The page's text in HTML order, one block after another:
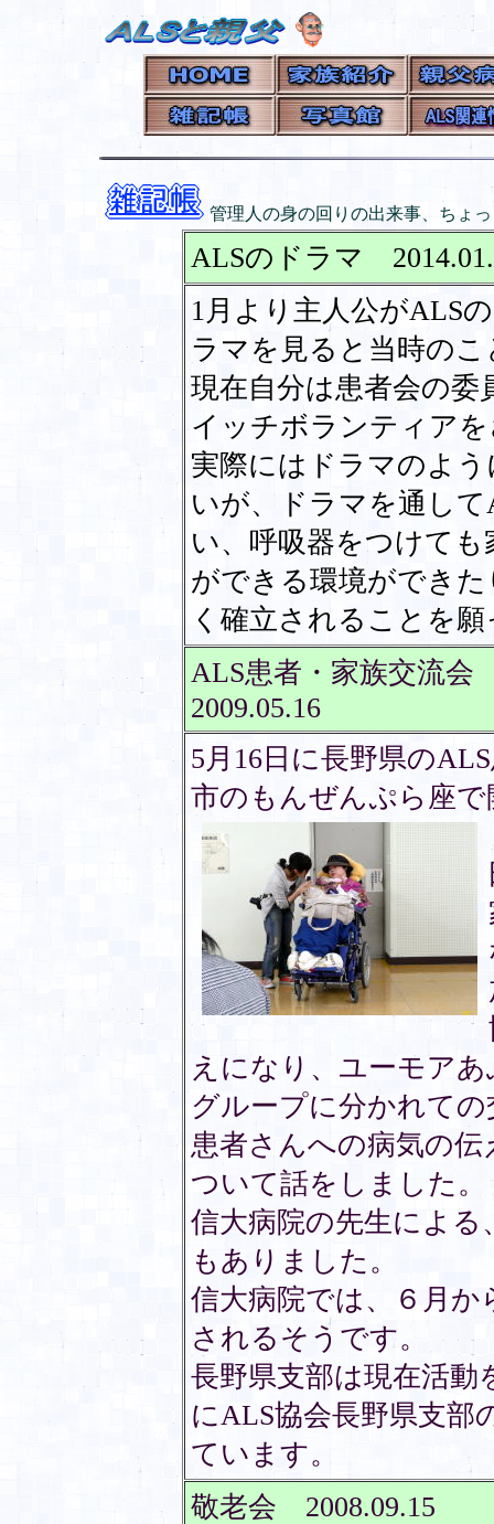
管理人の身の回りの出来事、ちょ
ALSのドラマ
1月より主人公がALS
ラマを見ると当時の
現在自分は患者会の
イッチボランティア
実際にはドラマのよ
いが、ドラマを通し
い、呼吸器をつけて
ができる環境ができ
く確立されることを
ALS患者・家族交
2009.05.16
5月16日に長野県の
市のもんぜんぷら座
えになり、ユーモア
グループに分かれて
患者さんへの病気の
ついて話をしました。
信大病院の先生による
もありました。
信大病院では、６月か
されるそうです。
長野県支部は現在活
にALS協会長野県支部
ています。
敬老会 2008.09.15